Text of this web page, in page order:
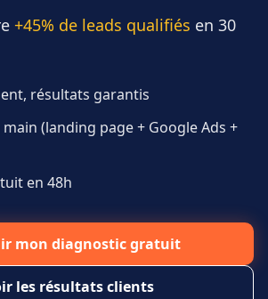
+45% de leads qualifiés en 30
résultats garantis
(landing page + Google Ads +
en 48h
mon diagnostic gratuit
les résultats clients